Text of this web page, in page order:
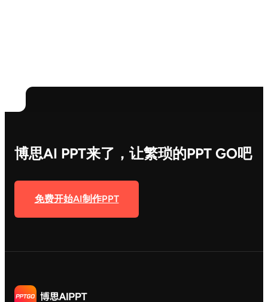
博思AI PPT来了，让繁琐的PPT GO吧
免费开始AI制作PPT